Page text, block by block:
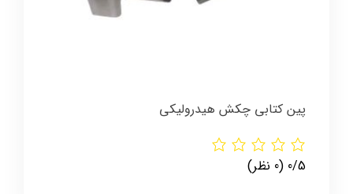
پین کتابی چکش هیدرولیکی
‫0/5 ‫(0 نظر)